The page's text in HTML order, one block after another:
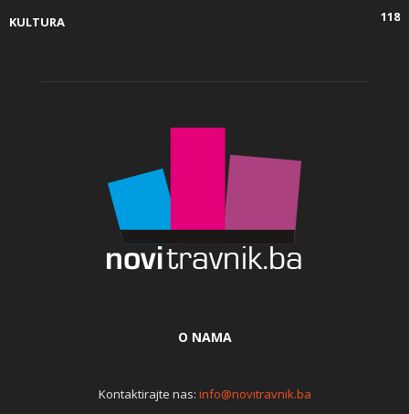
KULTURA
118
O NAMA
Kontaktirajte nas: info@novitravnik.ba